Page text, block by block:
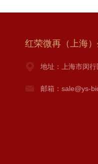
红荣微再（上海
地址：上海市闵
邮箱：sale@ys-